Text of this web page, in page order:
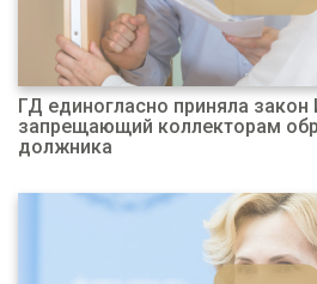
ГД единогласно приняла
запрещающий коллекторам
должника